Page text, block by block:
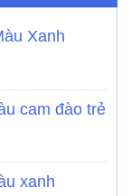
Xanh
cam đào trẻ
xanh